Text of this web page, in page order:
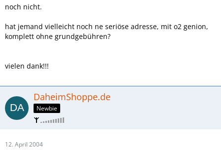
noch nicht.
hat jemand vielleicht noch ne seriöse adresse, mit o2 genion,
komplett ohne grundgebühren?
vielen dank!!!
DaheimShoppe.de
Newbie
12. April 2004